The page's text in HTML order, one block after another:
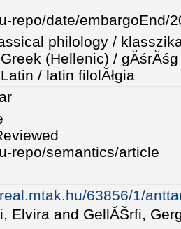
repo/date/embargoEnd/
philology /
(Hellenic) / gĂśrĂśg
/ latin filolĂłgia
repo/semantics/article
63856/1/
Elvira and GellĂŠrfi,